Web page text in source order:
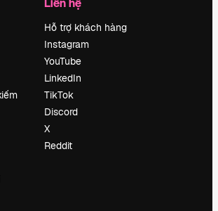
Hỗ trợ khách hàng
Instagram
YouTube
LinkedIn
TikTok
Discord
X
Reddit